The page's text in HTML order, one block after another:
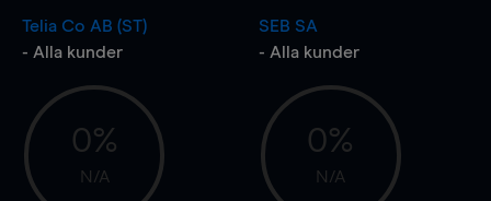
Telia Co AB (ST)
- Alla kunder
0%
N/A
SEB SA
- Alla kunder
0%
N/A